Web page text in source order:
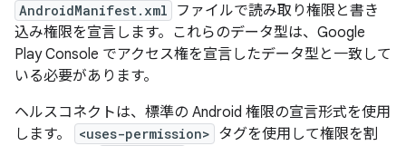
AndroidManifest.xml
ファイルで読み取り権限と書き
込み権限を宣言します。これらのデータ型は、Google
Play Console でアクセス権を宣言したデータ型と一致して
いる必要があります。
ヘルスコネクトは、標準の Android 権限の宣言形式を使用
します。
<uses-permission> タグを使用して権限を割